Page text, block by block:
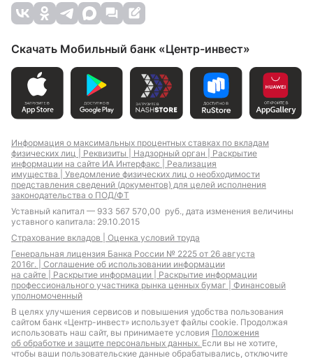
Скачать Мобильный банк «Центр-инвест»
Информация о максимальных процентных ставках по вкладам
физических лиц | Реквизиты | Надзорный орган | Раскрытие
информации на сайте ИА Интерфакс | Реализация
имущества | Уведомление физических лиц о необходимости
представления сведений (документов) для целей исполнения
законодательства о ПОД/ФТ
Уставный капитал — 933 567 570,00 руб., дата изменения величины
уставного капитала: 29.10.2015
Страхование вкладов | Оценка условий труда
Генеральная лицензия Банка России № 2225 от 26 августа
2016г. | Соглашение об использовании информации
на сайте | Раскрытие информации | Раскрытие информации
профессионального участника рынка ценных бумаг | Финансовый
уполномоченный
В целях улучшения сервисов и повышения удобства пользования
сайтом банк «Центр-инвест» использует файлы cookie. Продолжая
использовать наш сайт, вы принимаете условия Положения
об обработке и защите персональных данных. Если вы не хотите,
чтобы ваши пользовательские данные обрабатывались, отключите